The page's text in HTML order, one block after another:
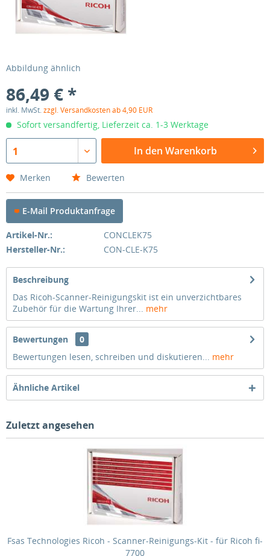
Abbildung ähnlich
86,49 € *
inkl. MwSt.zzgl. Versandkosten ab 4,90 EUR
Sofort versandfertig, Lieferzeit ca. 1-3 Werktage
1 In den Warenkorb
Merken Bewerten
E-Mail Produktanfrage
Artikel-Nr.:
CONCLEK75
Hersteller-Nr.:
CON-CLE-K75
Beschreibung
Das Ricoh-Scanner-Reinigungskit ist ein unverzichtbares
Zubehör für die Wartung Ihrer... mehr
Bewertungen
0
Bewertungen lesen, schreiben und diskutieren... mehr
Ähnliche Artikel
Zuletzt angesehen
Fsas Technologies Ricoh - Scanner-Reinigungs-Kit - für Ricoh fi-
7700